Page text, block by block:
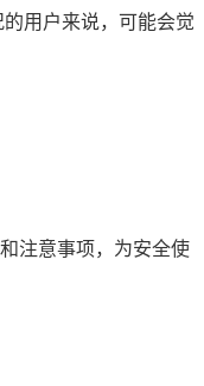
用户来说，可能会觉
注意事项，为安全使